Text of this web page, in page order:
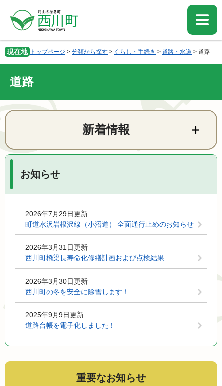
先
頭
す。
を
飛
本
へ
現在地 トップページ > 分類から探す > くらし・手続き > 道路・水道 > 道路
道路
本
新着情報
お知らせ
2026年7月29日更新
町道水沢岩根沢線（小沼道） 全面通行止めのお知らせ
2026年3月31日更新
西川町橋梁長寿命化修繕計画および点検結果
2026年3月30日更新
西川町の冬を安全に除雪します！
2025年9月9日更新
道路台帳を電子化しました！
重要なお知らせ